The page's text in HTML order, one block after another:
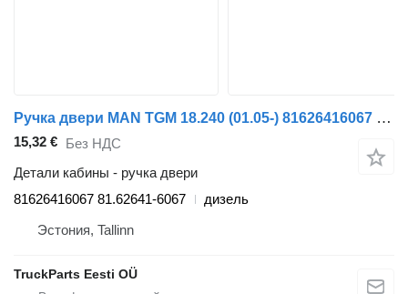
Ручка двери MAN TGM 18.240 (01.05-) 81626416067 для грузовика MAN TGL, TGM, TGS, TGX (2005-2021)
15,32 € Без НДС
Детали кабины - ручка двери
81626416067 81.62641-6067
дизель
Эстония, Tallinn
TruckParts Eesti OÜ